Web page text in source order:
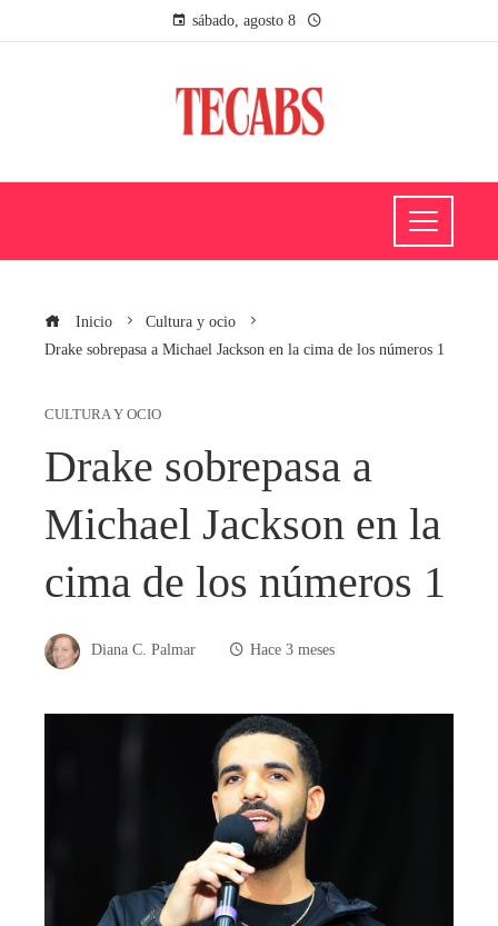
sábado, agosto 8
Inicio
Cultura y ocio
Drake sobrepasa a Michael Jackson en la cima de los números 1
CULTURA Y OCIO
Drake sobrepasa a
Michael Jackson en la
cima de los números 1
Diana C. Palmar Hace 3 meses